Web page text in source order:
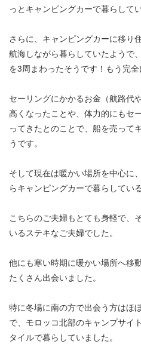
っとキャンピングカーで暮らして
さらに、キャンピングカーに移り
航海しながら暮らしていたようで
を3周まわったそうです！もう完全
セーリングにかかるお金（航路代
高くなったことや、体力的にもセ
ってきたとのことで、船を売って
うです。
そして現在は暖かい場所を中心に
らキャンピングカーで暮らしてい
こちらのご夫婦もとても身軽で、
いるステキなご夫婦でした。
他にも寒い時期に暖かい場所へ移
たくさん出会いました。
特に冬場に南の方で出会う方はほ
で、モロッコ北部のキャンプサイ
タイルで暮らしていました。